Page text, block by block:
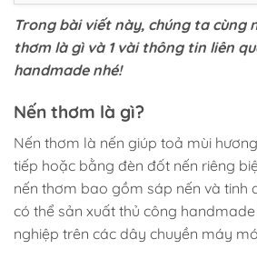
Trong bài viết này, chúng ta cùng
thơm là gì và 1 vài thông tin liên
handmade nhé!
Nến thơm là gì?
Nến thơm là nến giúp toả mùi
tiếp hoặc bằng đèn đốt nến riêng
nến thơm bao gồm sáp nến và tinh
có thể sản xuất thủ công
nghiệp trên các dây chuyền máy